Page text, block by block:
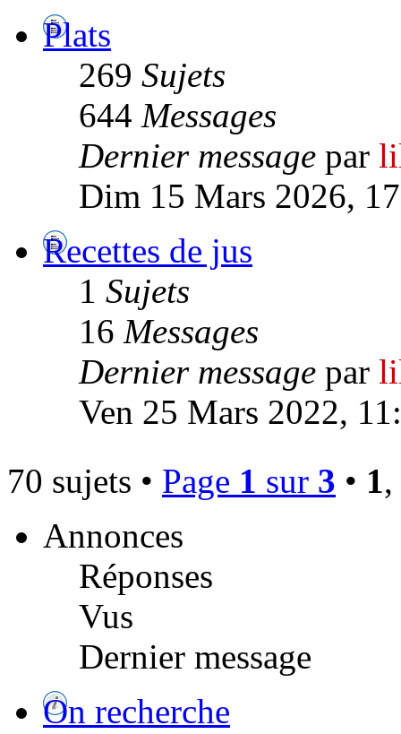
Plats
269 Sujets
644 Messages
Dernier message par
Dim 15 Mars 2026,
Recettes de jus
1 Sujets
16 Messages
Dernier message par
Ven 25 Mars 2022,
70 sujets • Page 1 sur 3 • 1,
Annonces
Réponses
Vus
Dernier message
On recherche